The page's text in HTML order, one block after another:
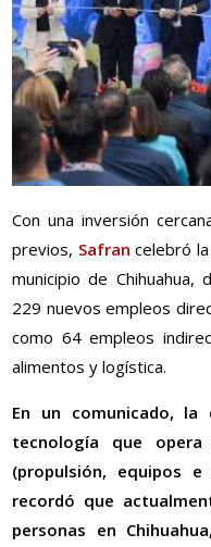
Con una inversión
previos, Safran celebró
municipio de
229 nuevos empleos
como 64 empleos
alimentos y logística.
En un comunicado, la
tecnología que
(propulsión, equipos
recordó que
personas en